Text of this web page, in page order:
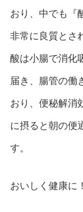
おり、中でも『
非常に良質とさ
酸は小腸で消化
届き、腸管の働
おり、便秘解消
に摂ると朝の便
す。
おいしく健康に